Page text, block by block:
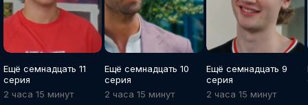
Ещё семнадцать 11
серия
2 часа 15 минут
Ещё семнадцать 10
серия
2 часа 15 минут
Ещё семнадцать 9
серия
2 часа 15 минут